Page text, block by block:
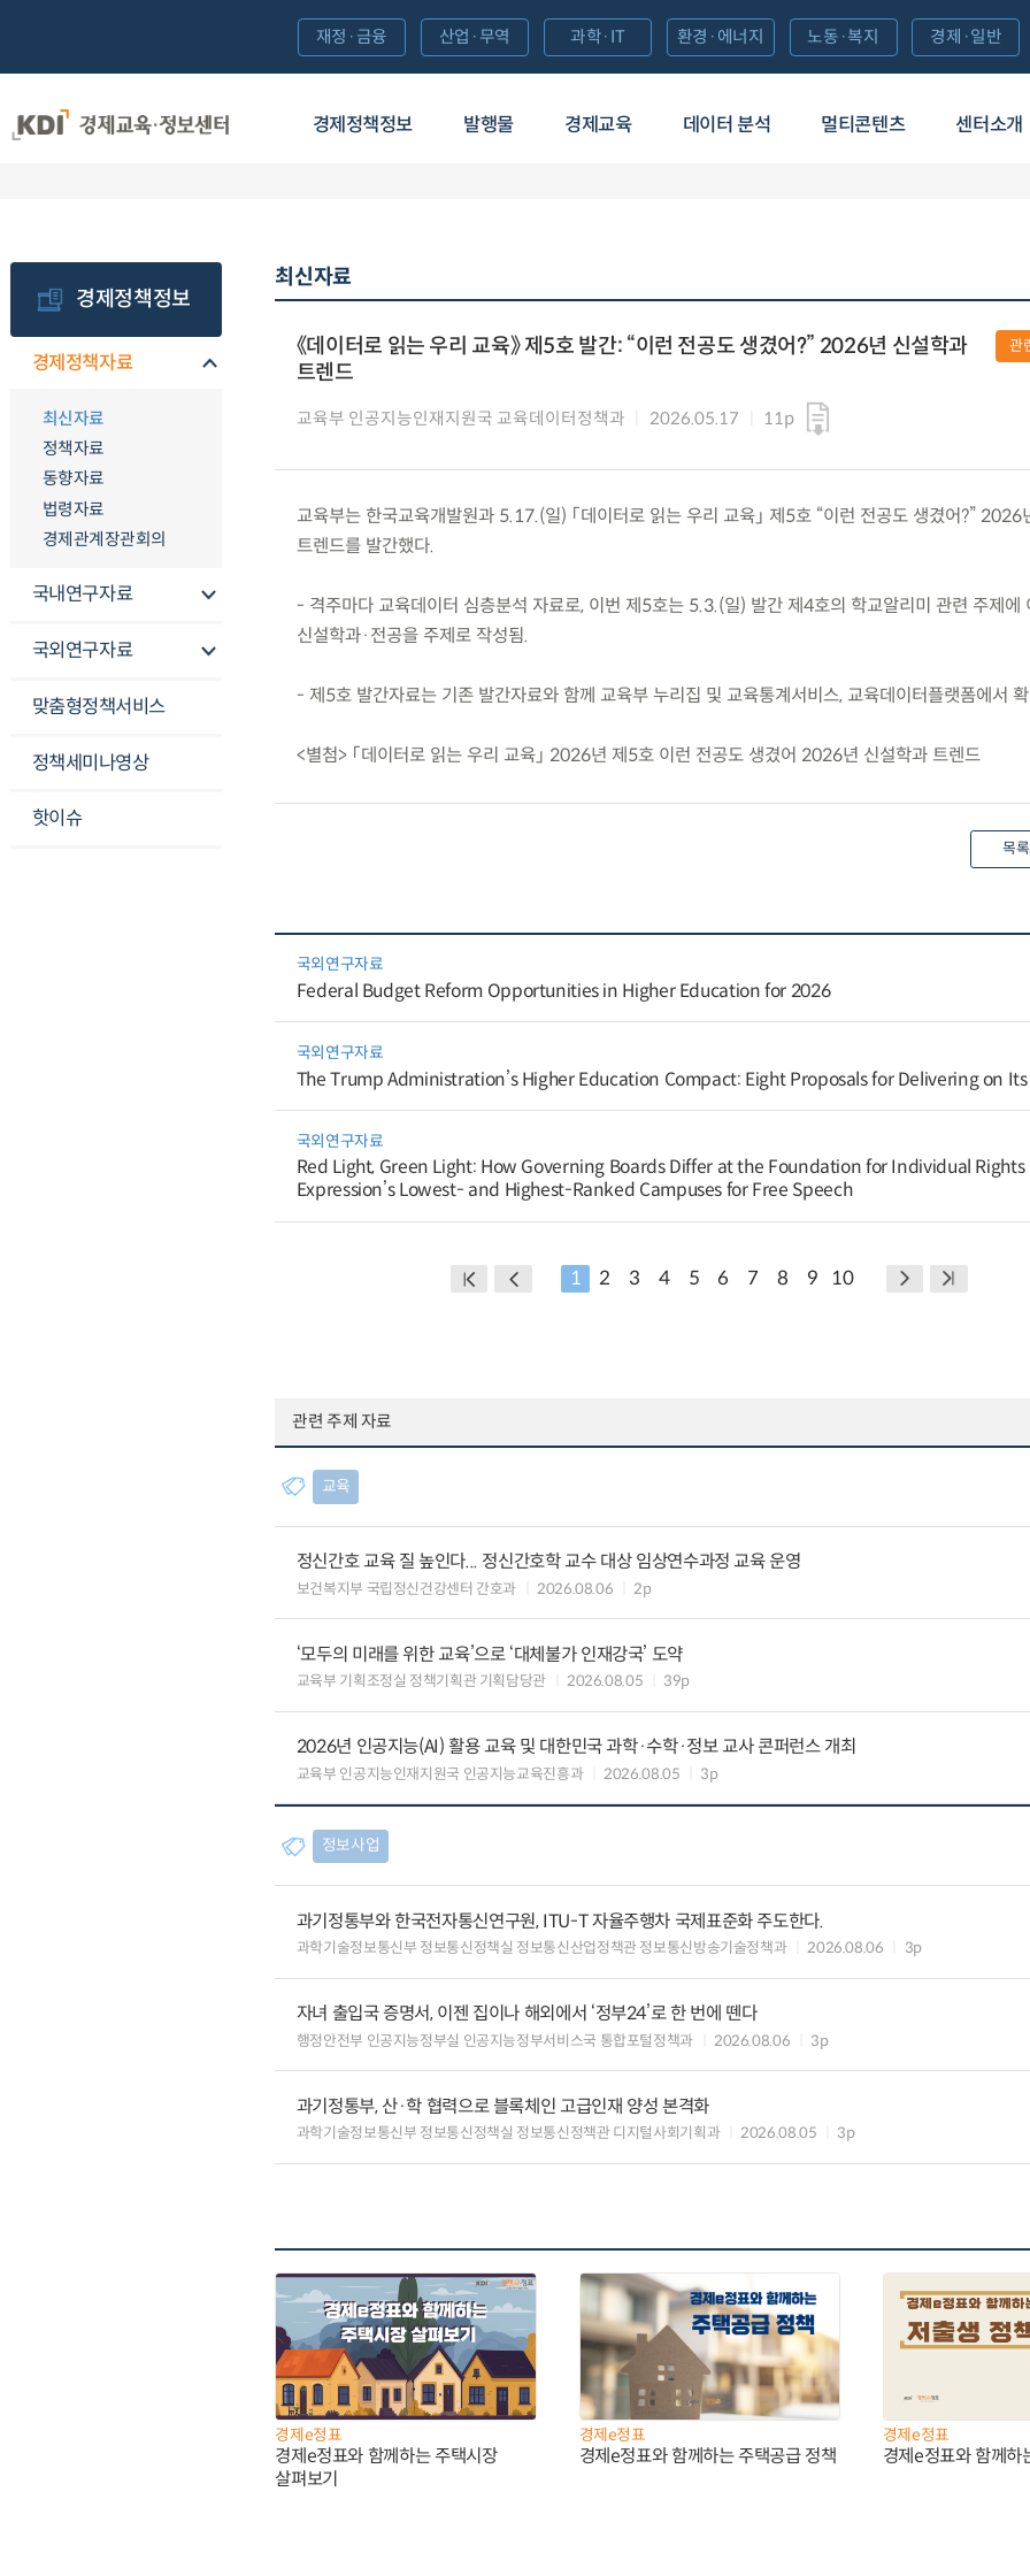
경제정책정보 발행물 경제교육 데이터 분석 멀티콘텐츠 센터소개
재정·금융 산업·무역 과학·IT 환경·에너지 노동·복지 경제·일반
경제정책정보
경제정책자료
최신자료
정책자료
동향자료
법령자료
경제관계장관회의
국내연구자료
국외연구자료
맞춤형정책서비스
정책세미나영상
핫이슈
최신자료
《데이터로 읽는 우리 교육》 제5호 발간: “이런 전공도 생겼어?” 2026년 신설학과
트렌드
교육부 인공지능인재지원국 교육데이터정책과 2026.05.17 11p
관
교육부는 한국교육개발원과 5.17.(일) 「데이터로 읽는 우리 교육」 제5호 “이런 전공도 생겼어?” 2026
트렌드를 발간했다.
- 격주마다 교육데이터 심층분석 자료로, 이번 제5호는 5.3.(일) 발간 제4호의 학교알리미 관련 주제에
신설학과·전공을 주제로 작성됨.
- 제5호 발간자료는 기존 발간자료와 함께 교육부 누리집 및 교육통계서비스, 교육데이터플랫폼에서
<별첨> 「데이터로 읽는 우리 교육」 2026년 제5호 이런 전공도 생겼어 2026년 신설학과 트렌드
목
국외연구자료
Federal Budget Reform Opportunities in Higher Education for 2026
국외연구자료
The Trump Administration’s Higher Education Compact: Eight Proposals for Delivering on Its
국외연구자료
Red Light, Green Light: How Governing Boards Differ at the Foundation for Individual
Expression’s Lowest- and Highest-Ranked Campuses for Free Speech
1 2 3 4 5 6 7 8 9 10
관련 주제 자료
교육
정신간호 교육 질 높인다... 정신간호학 교수 대상 임상연수과정 교육 운영
보건복지부 국립정신건강센터 간호과 2026.08.06 2p
‘모두의 미래를 위한 교육’으로 ‘대체불가 인재강국’ 도약
교육부 기획조정실 정책기획관 기획담당관 2026.08.05 39p
2026년 인공지능(AI) 활용 교육 및 대한민국 과학·수학·정보 교사 콘퍼런스 개최
교육부 인공지능인재지원국 인공지능교육진흥과 2026.08.05 3p
정보사업
과기정통부와 한국전자통신연구원, ITU-T 자율주행차 국제표준화 주도한다.
과학기술정보통신부 정보통신정책실 정보통신산업정책관 정보통신방송기술정책과 2026.08.06 3p
자녀 출입국 증명서, 이젠 집이나 해외에서 ‘정부24’로 한 번에 뗀다
행정안전부 인공지능정부실 인공지능정부서비스국 통합포털정책과 2026.08.06 3p
과기정통부, 산·학 협력으로 블록체인 고급인재 양성 본격화
과학기술정보통신부 정보통신정책실 정보통신정책관 디지털사회기획과 2026.08.05 3p
경제e정표
경제e정표와 함께하는 주택시장
살펴보기
경제e정표
경제e정표와 함께하는 주택공급 정책
경제e정표
경제e정표와 함께하